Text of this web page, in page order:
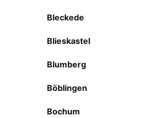
Bleckede
Blieskastel
Blumberg
Böblingen
Bochum